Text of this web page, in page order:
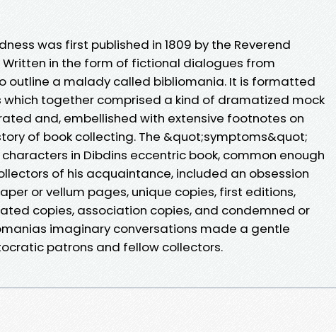
was first published in 1809 by the Reverend
Written in the form of fictional dialogues from
outline a malady called bibliomania. It is formatted
together comprised a kind of dramatized mock
and, embellished with extensive footnotes on
of book collecting. The &quot;symptoms&quot;
in Dibdins eccentric book, common enough
of his acquaintance, included an obsession
or vellum pages, unique copies, first editions,
copies, association copies, and condemned or
imaginary conversations made a gentle
patrons and fellow collectors.